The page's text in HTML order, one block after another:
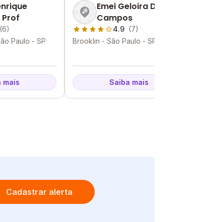
Prof
(6)
Paulo - SP
mais
Emei Geloira De
Campos
4.9 (7)
Brooklin - São Paulo - SP
Saiba mais
Cadastrar alerta